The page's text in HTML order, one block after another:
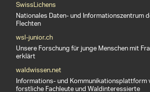
SwissLichens
Nationales Daten- und Informationszentrum
Flechten
wsl-junior.ch
Unsere Forschung für junge Menschen mit
erklärt
waldwissen.net
Informations- und Kommunikationsplattform